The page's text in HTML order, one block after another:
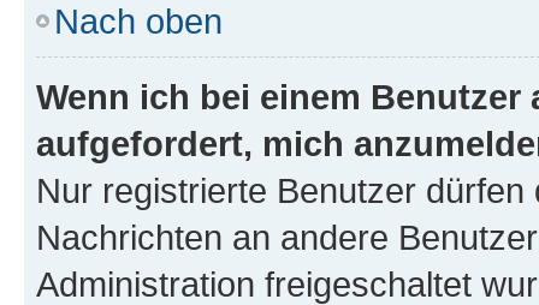
Nach oben
Wenn ich bei einem
aufgefordert, mich
Nur registrierte Benutzer
Nachrichten an andere
Administration freigeschaltet